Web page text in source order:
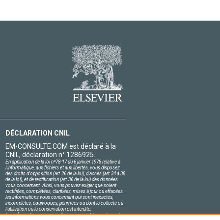
DÉCLARATION CNIL
EM-CONSULTE.COM est déclaré à la
CNIL, déclaration n° 1286925.
En application de la loi nº78-17 du 6 janvier 1978 relative à
l'informatique, aux fichiers et aux libertés, vous disposez
des droits d'opposition (art.26 de la loi), d'accès (art.34 à 38
de la loi), et de rectification (art.36 de la loi) des données
vous concernant. Ainsi, vous pouvez exiger que soient
rectifiées, complétées, clarifiées, mises à jour ou effacées
les informations vous concernant qui sont inexactes,
incomplètes, équivoques, périmées ou dont la collecte ou
l'utilisation ou la conservation est interdite.
Les informations personnelles concernant les visiteurs de